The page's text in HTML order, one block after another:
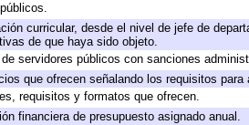
curricular, desde el nivel de jefe de
de que haya sido objeto.
servidores públicos con sanciones
que ofrecen señalando los requisitos para
requisitos y formatos que ofrecen.
financiera de presupuesto asignado anual.